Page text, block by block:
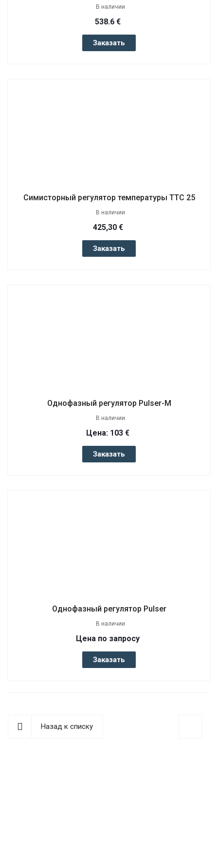
В наличии
538.6 €
Заказать
Симисторный регулятор температуры TTC 25
В наличии
425,30 €
Заказать
Однофазный регулятор Pulser-M
В наличии
Цена: 103 €
Заказать
Однофазный регулятор Pulser
В наличии
Цена по запросу
Заказать
Назад к списку